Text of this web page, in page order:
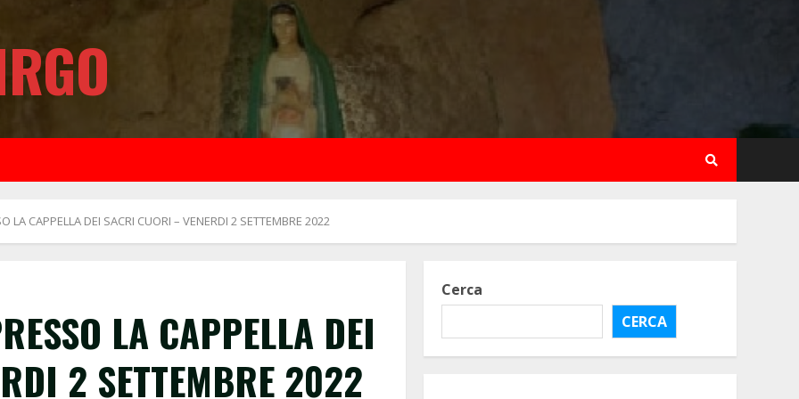
LA CAPPELLA DEI SACRI CUORI – VENERDI 2 SETTEMBRE 2022
LA CAPPELLA DEI
2 SETTEMBRE 2022
Cerca
CERCA